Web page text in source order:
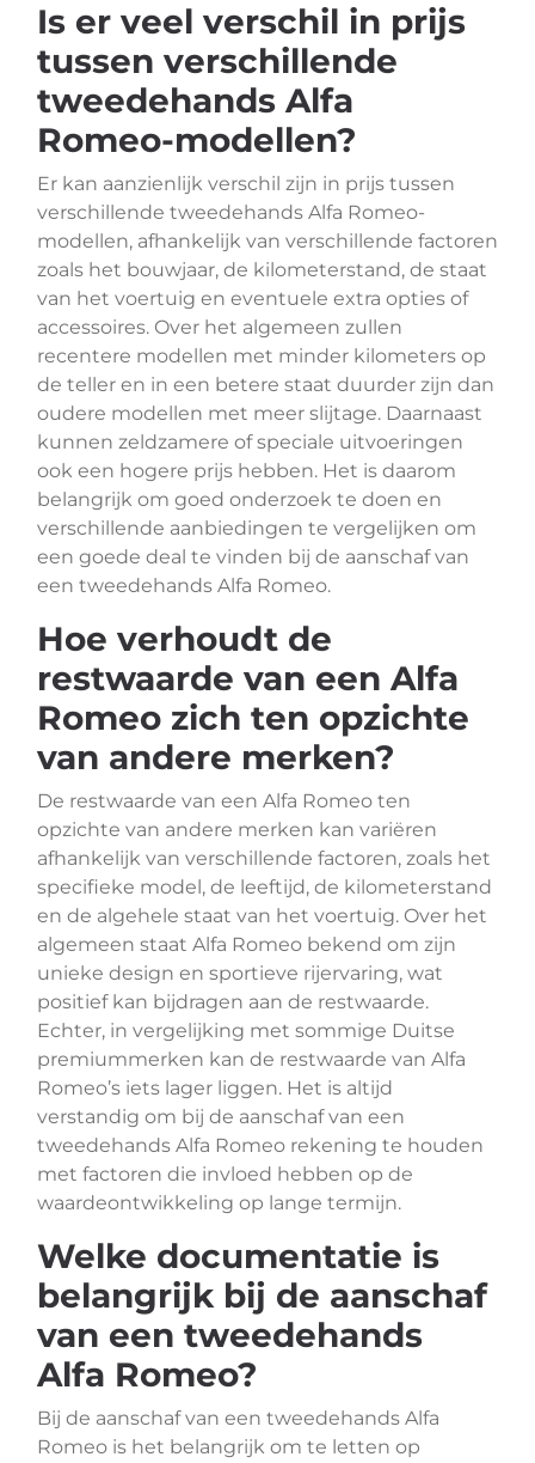
Is er veel verschil in prijs
tussen verschillende
tweedehands Alfa
Romeo-modellen?
Er kan aanzienlijk verschil zijn in prijs tussen
verschillende tweedehands Alfa Romeo-
modellen, afhankelijk van verschillende factoren
zoals het bouwjaar, de kilometerstand, de staat
van het voertuig en eventuele extra opties of
accessoires. Over het algemeen zullen
recentere modellen met minder kilometers op
de teller en in een betere staat duurder zijn dan
oudere modellen met meer slijtage. Daarnaast
kunnen zeldzamere of speciale uitvoeringen
ook een hogere prijs hebben. Het is daarom
belangrijk om goed onderzoek te doen en
verschillende aanbiedingen te vergelijken om
een goede deal te vinden bij de aanschaf van
een tweedehands Alfa Romeo.
Hoe verhoudt de
restwaarde van een Alfa
Romeo zich ten opzichte
van andere merken?
De restwaarde van een Alfa Romeo ten
opzichte van andere merken kan variëren
afhankelijk van verschillende factoren, zoals het
specifieke model, de leeftijd, de kilometerstand
en de algehele staat van het voertuig. Over het
algemeen staat Alfa Romeo bekend om zijn
unieke design en sportieve rijervaring, wat
positief kan bijdragen aan de restwaarde.
Echter, in vergelijking met sommige Duitse
premiummerken kan de restwaarde van Alfa
Romeo’s iets lager liggen. Het is altijd
verstandig om bij de aanschaf van een
tweedehands Alfa Romeo rekening te houden
met factoren die invloed hebben op de
waardeontwikkeling op lange termijn.
Welke documentatie is
belangrijk bij de aanschaf
van een tweedehands
Alfa Romeo?
Bij de aanschaf van een tweedehands Alfa
Romeo is het belangrijk om te letten op